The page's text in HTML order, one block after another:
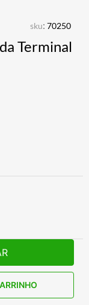
sku: 70250
Terminal